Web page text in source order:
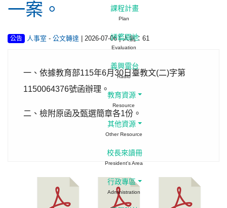
一案。
公告 人事室 - 公文轉達 | 2026-07-06 | 人氣：61
一、依據教育部115年6月 30 日臺教文(二)字第
1150064376號函辦理。
二、檢附原函及甄選簡章各1份。
課程計畫
Plan
評鑑園地
Evaluation
義興電台
Radio
教育資源
Resource
其他資源
Other Resource
校長來讀冊
President's Area
行政專區
Administration